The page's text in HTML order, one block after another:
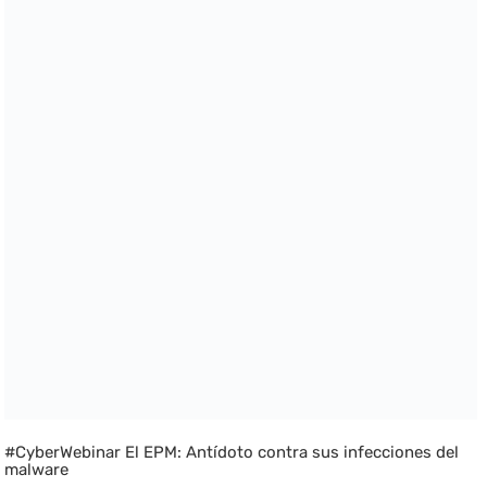
#CyberWebinar El EPM: Antídoto contra sus infecciones del
malware